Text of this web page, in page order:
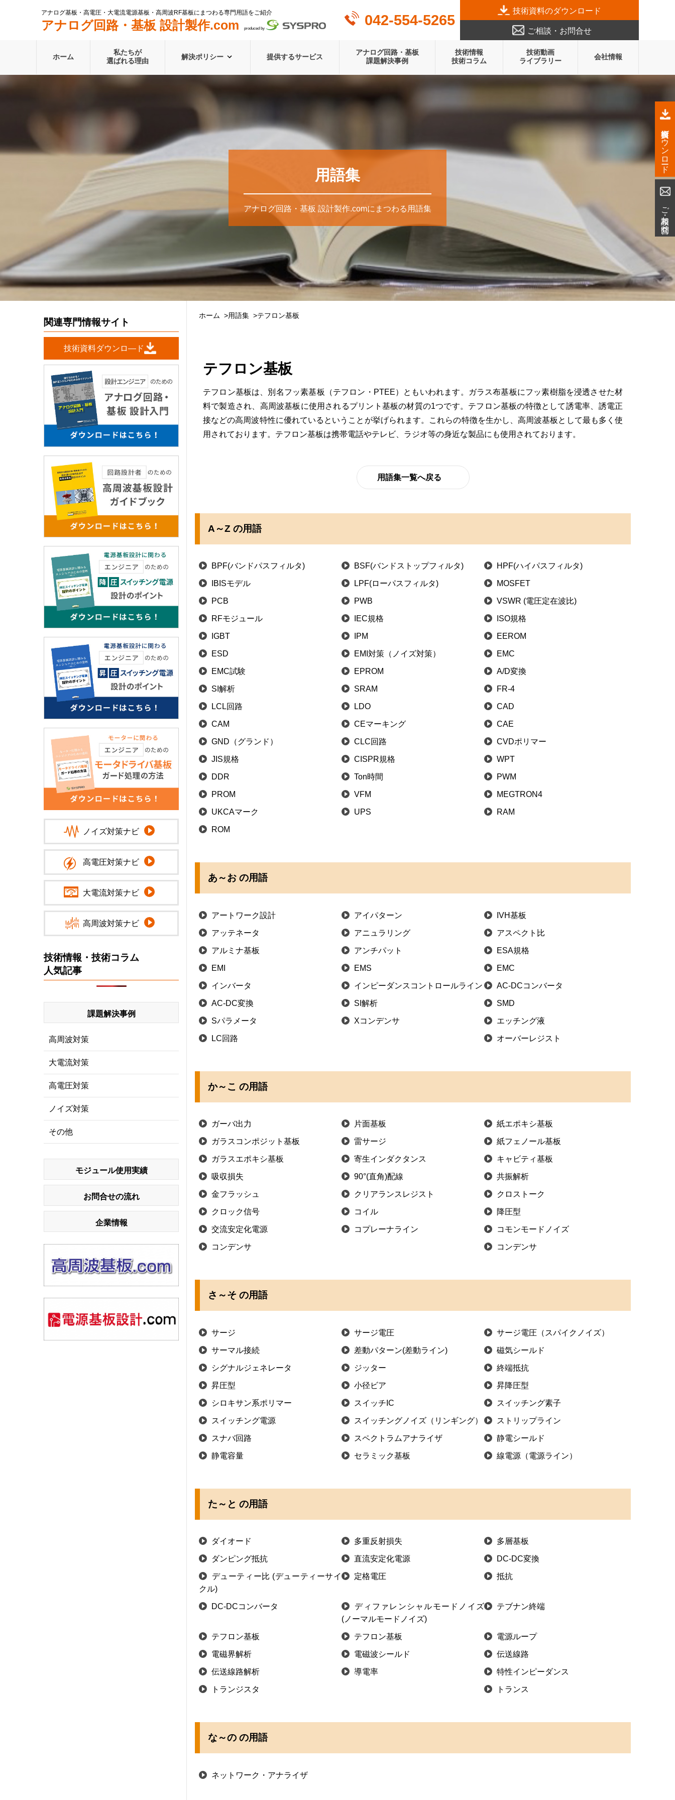
アナログ基板・高電圧・大電流電源基板・高周波RF基板にまつわる専門用語をご紹介
アナログ回路・基板 設計製作.com produced by 042-554-5265
技術資料のダウンロード
ご相談・お問合せ
ホーム
私たちが
選ばれる理由
解決ポリシー 提供するサービス
アナログ回路・基板
課題解決事例
技術情報
技術コラム
技術動画
ライブラリー
会社情報
用語集
アナログ回路・基板 設計製作.comにまつわる用語集
ホーム 用語集 テフロン基板
テフロン基板
テフロン基板は、別名フッ素基板（テフロン・PTEE）ともいわれます。ガラス布基板にフッ素樹脂を浸透させた材
料で製造され、高周波基板に使用されるプリント基板の材質の1つです。テフロン基板の特徴として誘電率、誘電正
接などの高周波特性に優れているということが挙げられます。これらの特徴を生かし、高周波基板として最も多く使
用されております。テフロン基板は携帯電話やテレビ、ラジオ等の身近な製品にも使用されております。
用語集一覧へ戻る
A～Z の用語
BPF(バンドパスフィルタ) BSF(バンドストップフィルタ) HPF(ハイパスフィルタ)
IBISモデル LPF(ローパスフィルタ) MOSFET
PCB PWB VSWR (電圧定在波比)
RFモジュール IEC規格 ISO規格
IGBT IPM EEROM
ESD EMI対策（ノイズ対策） EMC
EMC試験 EPROM A/D変換
SI解析 SRAM FR-4
LCL回路 LDO CAD
CAM CEマーキング CAE
GND（グランド） CLC回路 CVDポリマー
JIS規格 CISPR規格 WPT
DDR Ton時間 PWM
PROM VFM MEGTRON4
UKCAマーク UPS RAM
ROM
あ～お の用語
アートワーク設計 アイパターン IVH基板
アッテネータ アニュラリング アスペクト比
アルミナ基板 アンチパット ESA規格
EMI EMS EMC
インバータ インピーダンスコントロールライン AC-DCコンバータ
AC-DC変換 SI解析 SMD
Sパラメータ Xコンデンサ エッチング液
LC回路 オーバーレジスト
か～こ の用語
ガーバ出力 片面基板 紙エポキシ基板
ガラスコンポジット基板 雷サージ 紙フェノール基板
ガラスエポキシ基板 寄生インダクタンス キャビティ基板
吸収損失 90°(直角)配線 共振解析
金フラッシュ クリアランスレジスト クロストーク
クロック信号 コイル 降圧型
交流安定化電源 コプレーナライン コモンモードノイズ
コンデンサ コンデンサ
さ～そ の用語
サージ サージ電圧 サージ電圧（スパイクノイズ）
サーマル接続 差動パターン(差動ライン) 磁気シールド
シグナルジェネレータ ジッター 終端抵抗
昇圧型 小径ビア 昇降圧型
シロキサン系ポリマー スイッチIC スイッチング素子
スイッチング電源 スイッチングノイズ（リンギング） ストリップライン
スナバ回路 スペクトラムアナライザ 静電シールド
静電容量 セラミック基板 線電源（電源ライン）
た～と の用語
ダイオード 多重反射損失 多層基板
ダンピング抵抗 直流安定化電源 DC-DC変換
デューティー比 (デューティーサイ
クル)
定格電圧 抵抗
DC-DCコンバータ
ディファレンシャルモードノイズ
(ノーマルモードノイズ)
テブナン終端
テフロン基板 テフロン基板 電源ループ
電磁界解析 電磁波シールド 伝送線路
伝送線路解析 導電率 特性インピーダンス
トランジスタ トランス
な～の の用語
ネットワーク・アナライザ
関連専門情報サイト
技術資料ダウンロ―ド
ノイズ対策ナビ
高電圧対策ナビ
大電流対策ナビ
高周波対策ナビ
技術情報・技術コラム
人気記事
課題解決事例
高周波対策
大電流対策
高電圧対策
ノイズ対策
その他
モジュール使用実績
お問合せの流れ
企業情報
技術資料ダウンロード
ご相談・お問合せ